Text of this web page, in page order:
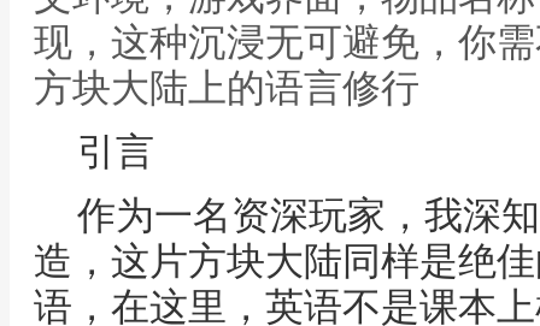
现，这种沉浸无可避免，你
方块大陆上的语言修行
引言
作为一名资深玩家，我深
造，这片方块大陆同样是绝
语，在这里，英语不是课本